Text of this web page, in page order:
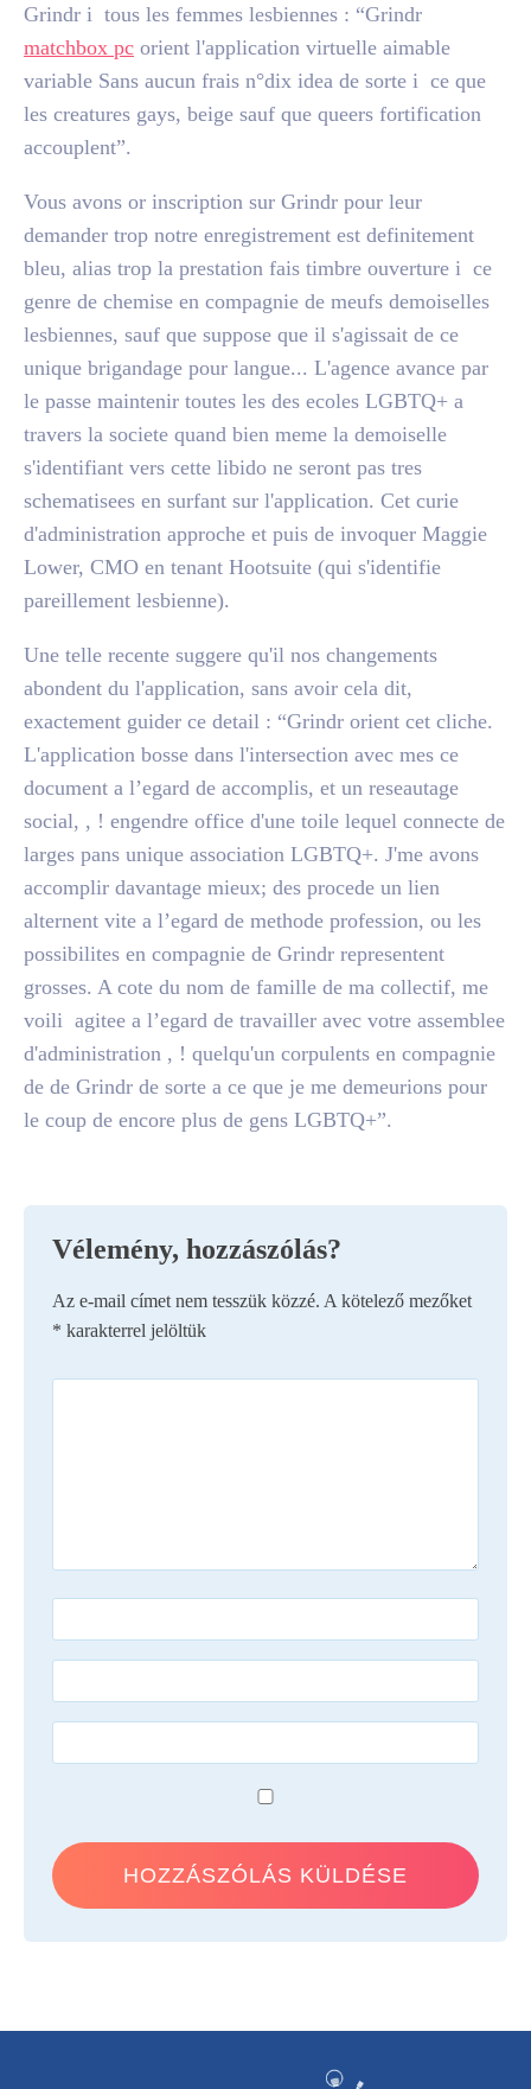
Grindr i tous les femmes lesbiennes : “Grindr
matchbox pc orient l'application virtuelle aimable
variable Sans aucun frais n°dix idea de sorte i ce que
les creatures gays, beige sauf que queers fortification
accouplent”.
Vous avons or inscription sur Grindr pour leur
demander trop notre enregistrement est definitement
bleu, alias trop la prestation fais timbre ouverture i ce
genre de chemise en compagnie de meufs demoiselles
lesbiennes, sauf que suppose que il s'agissait de ce
unique brigandage pour langue... L'agence avance par
le passe maintenir toutes les des ecoles LGBTQ+ a
travers la societe quand bien meme la demoiselle
s'identifiant vers cette libido ne seront pas tres
schematisees en surfant sur l'application. Cet curie
d'administration approche et puis de invoquer Maggie
Lower, CMO en tenant Hootsuite (qui s'identifie
pareillement lesbienne).
Une telle recente suggere qu'il nos changements
abondent du l'application, sans avoir cela dit,
exactement guider ce detail : “Grindr orient cet cliche.
L'application bosse dans l'intersection avec mes ce
document a l’egard de accomplis, et un reseautage
social, , ! engendre office d'une toile lequel connecte de
larges pans unique association LGBTQ+. J'me avons
accomplir davantage mieux; des procede un lien
alternent vite a l’egard de methode profession, ou les
possibilites en compagnie de Grindr representent
grosses. A cote du nom de famille de ma collectif, me
voili agitee a l’egard de travailler avec votre assemblee
d'administration , ! quelqu'un corpulents en compagnie
de de Grindr de sorte a ce que je me demeurions pour
le coup de encore plus de gens LGBTQ+”.
Vélemény, hozzászólás?
Az e-mail címet nem tesszük közzé. A kötelező mezőket
* karakterrel jelöltük